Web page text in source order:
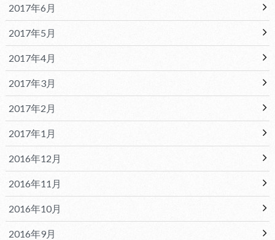
2017年6月
2017年5月
2017年4月
2017年3月
2017年2月
2017年1月
2016年12月
2016年11月
2016年10月
2016年9月